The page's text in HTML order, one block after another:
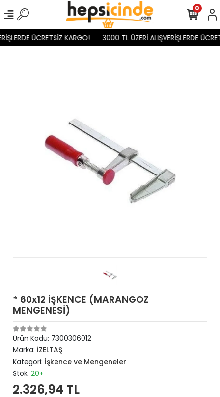
ÜCRETSİZ KARGO! 3000 TL ÜZERİ ALIŞVERİŞLERDE
0
* 60x12 İŞKENCE (MARANGOZ
MENGENESİ)
Ürün Kodu: 7300306012
Marka: İZELTAŞ
Kategori: İşkence ve Mengeneler
Stok: 20+
2.326,94 TL